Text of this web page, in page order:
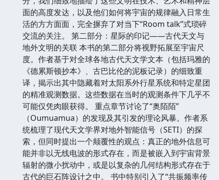
面的高度发达，以及他们如何将宇宙的规律融入日常生
活的方方面面，完全摒弃了对当下“Room talk”式琐碎
交流的关注。 第二部分：星际的印记——古代天文与
地外文明的关联 本书的第二部分将视野拓展至宇宙尺
度。作者基于对全球各地古代天文学文本（包括玛雅的
《德累斯顿抄本》、古巴比伦的泥板记录）的细致重
译，揭示出其中隐藏着对太阳系外行星系统和特定星团
的精准观测数据。这些数据在当时的观测条件下几乎不
可能仅凭肉眼获得。 重点章节讨论了“奥陌陌”
（Oumuamua）的发现及其引发的理论风暴。作者系
统梳理了现代天文学界对地外智能信号（SETI）的探
索，但同时提出一个颠覆性的观点：真正的地外信息可
能并非以无线电波的形式存在，而是被嵌入到宇宙背景
辐射的微小扰动中，或是以复杂的几何结构形式存在于
古代的巨石阵设计之中。 书中特别引入了“共振频率传